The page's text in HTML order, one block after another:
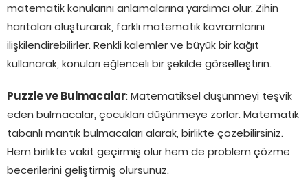
matematik konularını anlamalarına yardımcı olur. Zihin
haritaları oluşturarak, farklı matematik kavramlarını
ilişkilendirebilirler. Renkli kalemler ve büyük bir kağıt
kullanarak, konuları eğlenceli bir şekilde görselleştirin.
Puzzle ve Bulmacalar: Matematiksel düşünmeyi teşvik
eden bulmacalar, çocukları düşünmeye zorlar. Matematik
tabanlı mantık bulmacaları alarak, birlikte çözebilirsiniz.
Hem birlikte vakit geçirmiş olur hem de problem çözme
becerilerini geliştirmiş olursunuz.